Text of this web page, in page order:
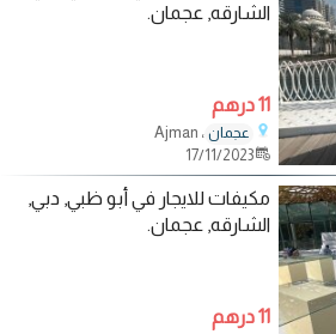
الشارقه, عجمان.
11 درهم
عجمان ، Ajman
17/11/2023
مكيفات للايجار في أبو ظبي, دبي,
الشارقه, عجمان.
11 درهم